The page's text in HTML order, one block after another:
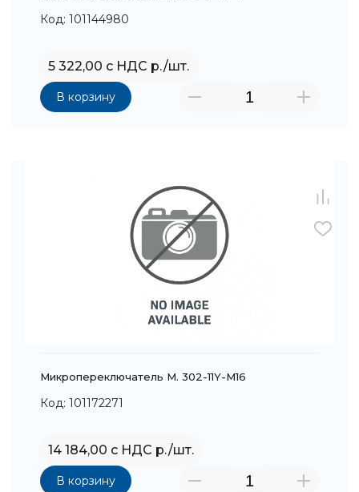
Код: 101144980
5 322,00 с НДС р./шт.
В корзину
Микропереключатель M. 302-11Y-M16
Код: 101172271
14 184,00 с НДС р./шт.
В корзину